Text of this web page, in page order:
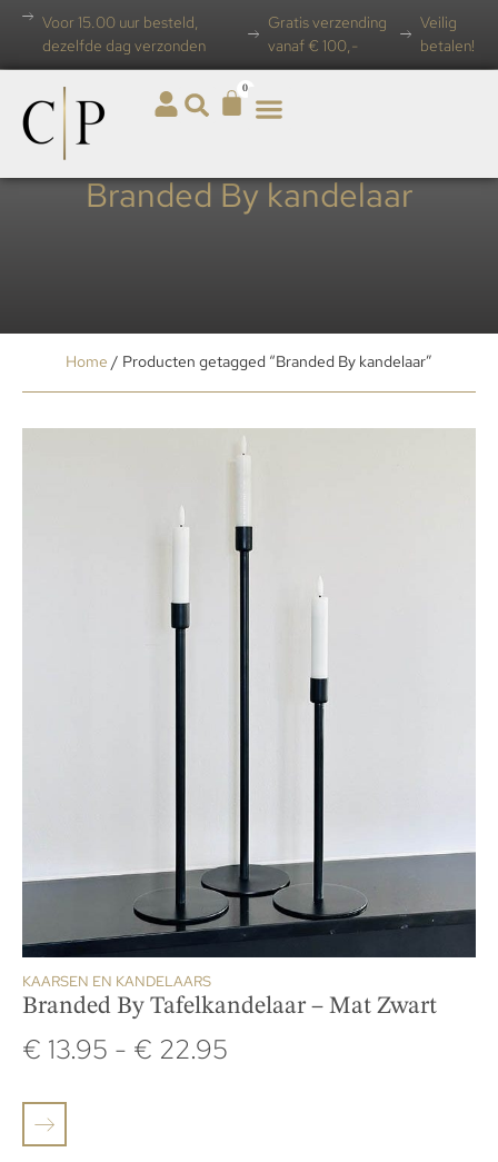
Voor 15.00 uur besteld,
dezelfde dag verzonden
Gratis verzending
vanaf € 100,-
Veilig
betalen!
0
Branded By kandelaar
Home / Producten getagged “Branded By kandelaar”
KAARSEN EN KANDELAARS
Branded By Tafelkandelaar – Mat Zwart
€ 13.95 - € 22.95